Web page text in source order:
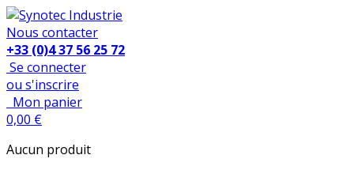
Nous contacter
+33 (0)4 37 56 25 72
Se connecter
ou s'inscrire
Mon panier
0,00 €
Aucun produit